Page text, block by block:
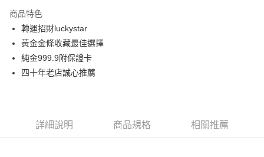
臺灣中小企業銀行
匯豐（台灣）商業銀行
聯邦商業銀行
元大商業銀行
玉山商業銀行
街口支付
悠遊付
Google Pay
相關說明
【大哥付你分期使用說明】
商品特色
轉運招財luckystar
黃金金條收藏最佳選擇
純金999.9附保證卡
四十年老店誠心推薦
詳細說明 商品規格 相關推薦